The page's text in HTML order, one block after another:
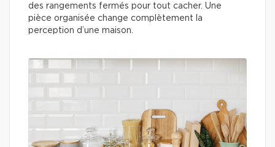
des rangements fermés pour tout cacher. Une
pièce organisée change complètement la
perception d’une maison.